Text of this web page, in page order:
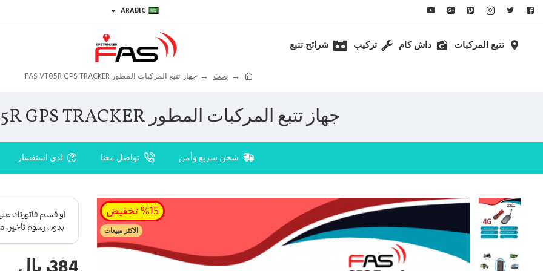
ARABIC
تتبع المركبات داش كام تركيب شرائح تتبع
بحث جهاز تتبع المركبات المطور FAS VT05R GPS TRACKER
جهاز تتبع المركبات المطور FAS VT05R GPS TRACKER
شحن سريع وأمن تواصل معنا لدي استفسار
%15 تخفيض
الاكثر مبيعات